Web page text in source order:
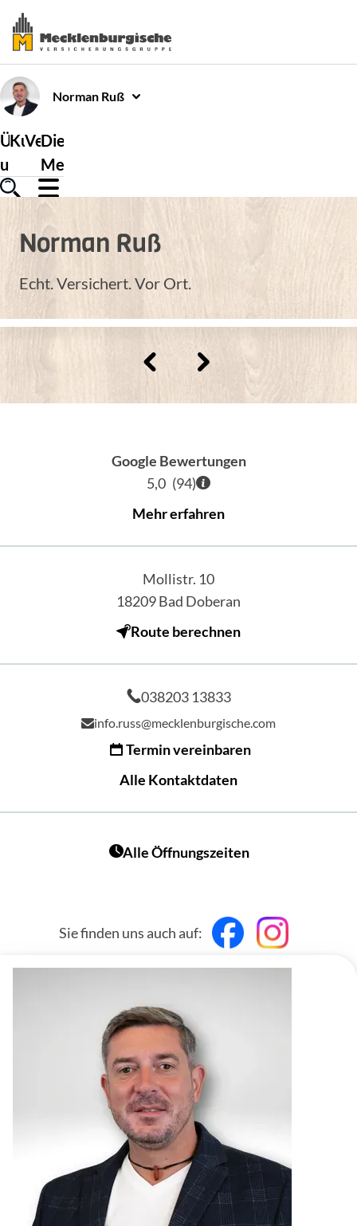
Norman Ruß
Über
uns
Kundenservice
Versicherungen
Die
Mecklenburgische
Norman Ruß
Echt. Versichert. Vor Ort.
Google Bewertungen
5,0 (94)
Mehr erfahren
Mollistr. 10
18209Bad Doberan
Route berechnen
038203 13833
info.russ@mecklenburgische.com
Termin vereinbaren
Alle Kontaktdaten
Alle Öffnungszeiten
Sie finden uns auch auf: